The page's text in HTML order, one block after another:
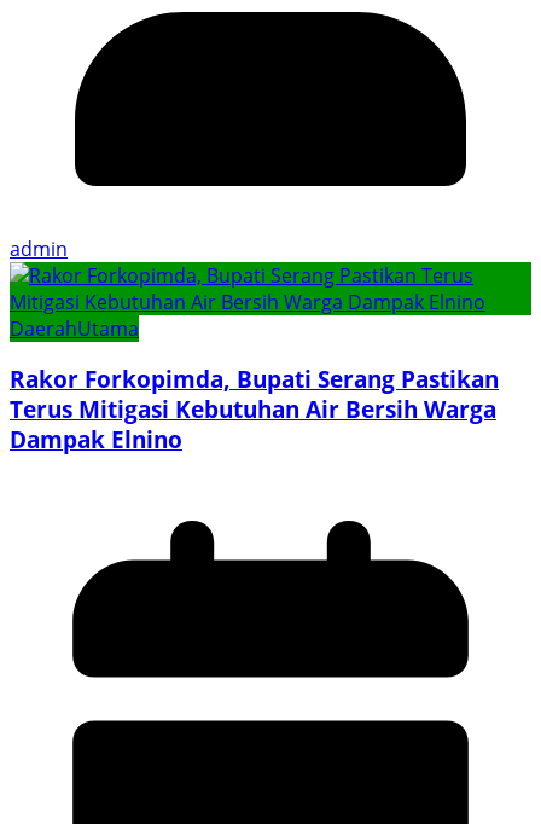
admin
DaerahUtama
Rakor Forkopimda, Bupati Serang Pastikan
Terus Mitigasi Kebutuhan Air Bersih Warga
Dampak Elnino